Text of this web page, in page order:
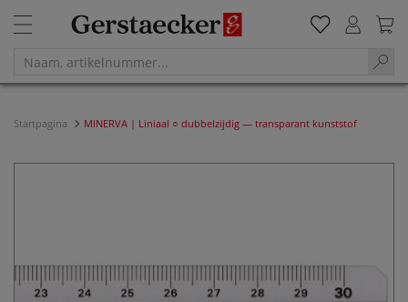
Startpagina MINERVA | Liniaal ○ dubbelzijdig — transparant kunststof